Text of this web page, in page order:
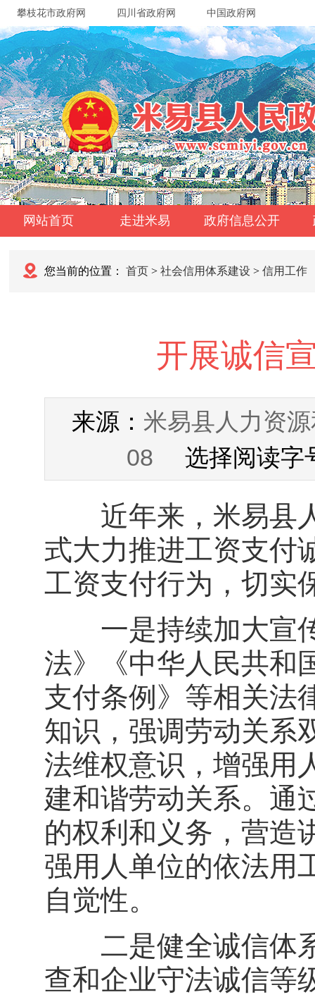
攀枝花市政府网 四川省政府网 中国政府网
网站首页 走进米易 政府信息公开
您当前的位置： 首页 > 社会信用体系建设 > 信用工作
开展诚信
来源： 米易县人力资
08 选择阅读字
近年来，米易县人
式大力推进工资支付
工资支付行为，切实
一是持续加大宣传
法》《中华人民共和
支付条例》等相关法
知识，强调劳动关系
法维权意识，增强用
建和谐劳动关系。通
的权利和义务，营造
强用人单位的依法用
自觉性。
二是健全诚信体系
查和企业守法诚信等